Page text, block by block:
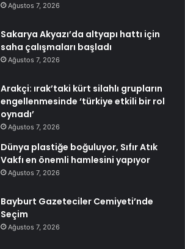
Ağustos 7, 2026
Sakarya Akyazı’da altyapı hattı için
saha çalışmaları başladı
Ağustos 7, 2026
Arakçi: ırak’taki kürt silahlı grupların
engellenmesinde ‘türkiye etkili bir rol
oynadı’
Ağustos 7, 2026
Dünya plastiğe boğuluyor, Sıfır Atık
Vakfı en önemli hamlesini yapıyor
Ağustos 7, 2026
Bayburt Gazeteciler Cemiyeti’nde
Seçim
Ağustos 7, 2026